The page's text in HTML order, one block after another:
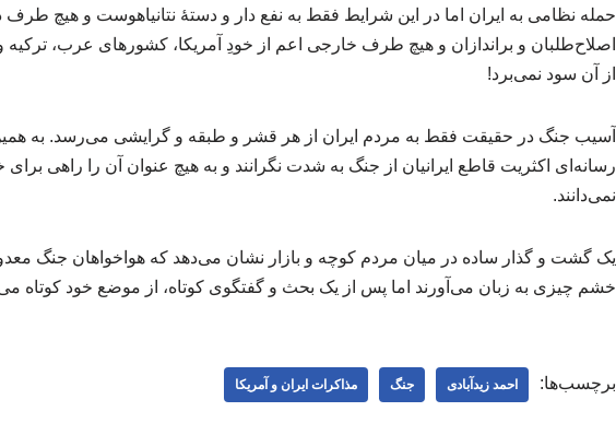
حمله نظامی به ایران اما در این شرایط فقط به نفع دار و دستهٔ نتانیاهوست و هیچ طرف
اصلاح‌طلبان و براندازان و هیچ طرف خارجی اعم از خودِ آمریکا، کشورهای عرب،
از آن سود نمی‌برد!
آسیب جنگ در حقیقت فقط به مردم ایران از هر قشر و طبقه و گرایشی می‌رسد. به
رسانه‌ای اکثریت قاطع ایرانیان از جنگ به شدت نگرانند و به هیچ عنوان آن را راهی
نمی‌دانند.
یک گشت و گذار ساده در میان مردم کوچه و بازار نشان می‌دهد که هواخواهان جنگ
خشم چیزی به زبان می‌آورند اما پس از یک بحث و گفتگوی کوتاه، از موضع خود کوتاه
برچسب‌ها: احمد زیدآبادی جنگ مذاکرات ایران و آمریکا